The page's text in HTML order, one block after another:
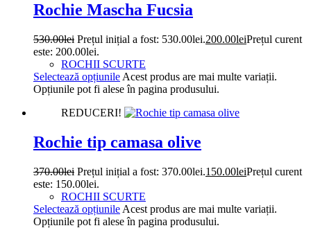
Rochie Mascha Fucsia
530.00lei Prețul inițial a fost: 530.00lei.200.00leiPrețul curent
este: 200.00lei.
ROCHII SCURTE
Selectează opțiunile Acest produs are mai multe variații.
Opțiunile pot fi alese în pagina produsului.
REDUCERI!
Rochie tip camasa olive
370.00lei Prețul inițial a fost: 370.00lei.150.00leiPrețul curent
este: 150.00lei.
ROCHII SCURTE
Selectează opțiunile Acest produs are mai multe variații.
Opțiunile pot fi alese în pagina produsului.